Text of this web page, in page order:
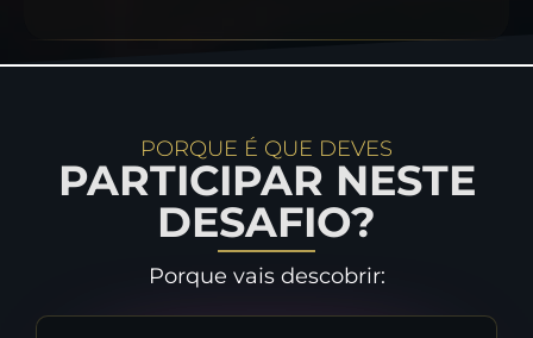
PORQUE É QUE DEVES
PARTICIPAR NESTE
DESAFIO?
Porque vais descobrir: